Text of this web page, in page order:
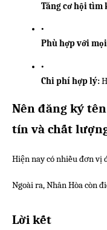
Tăng cơ hội tìm
Phù hợp với
Chi phí hợp lý:
Nên đăng ký
tín và chất
Hiện nay có nhiều đơn vị
Ngoài ra, Nhân Hòa còn
Lời kết